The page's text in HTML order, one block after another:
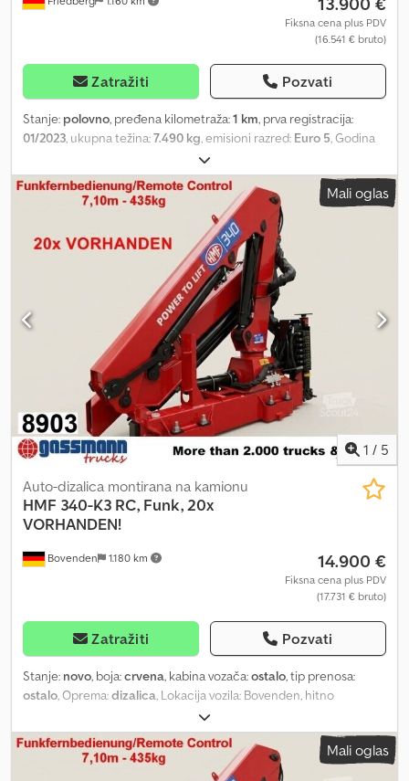
Fiksna cena plus PDV
(16.541 € bruto)
Zatražiti Pozvati
Stanje: polovno, pređena kilometraža:1 km, prva registracija:
01/2023 , ukupna težina:7.490 kg , emisioni razred: Euro 5 , Godina
, * HMF 340K-RC utovarna kran * Godina
proizvodnje: 2023 * ??NOVO?? * uključujući daljinsko upravljanje
Dwedpfxezbpwgs Aifoa * 3 x hidraulični produžeci * 5 + 6
hidrauličnih krugova za klešta * 2 x hidraulični oslonci *
Dokumentacija je kompletna * ??dostupno više komada?? * više
slika i video snimaka putem WhatsApp-a * Podaci su bez garancije
Mali oglas
1 / 5
Bovenden 1.180 km
Auto-dizalica montirana na kamionu
HMF 340-K3 RC, Funk, 20x
VORHANDEN!
14.900 €
Fiksna cena plus PDV
(17.731 € bruto)
Zatražiti Pozvati
Stanje: novo, boja:crvena, kabina vozača:ostalo, tip prenosa:
ostalo, Oprema:dizalica, Lokacija vozila: Bovenden, hitno
isključenje, kontrola hvataljke, sklopivo, mehanička potpora u 2
tačke, bežični daljinski upravljač, 3 hidraulična izvlakača.
Nadogradnja: ARHIVSKA SLIKA, HMF 340-K3 RC, bežični daljinski
upravljač, 20 komada RASPOLOŽIVO! Kompaktan kran sa
Mali oglas